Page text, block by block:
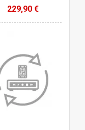
229,90 €